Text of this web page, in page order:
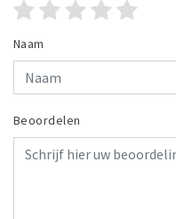
Naam
Beoordelen